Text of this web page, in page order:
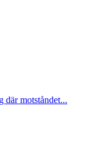
motståndet...